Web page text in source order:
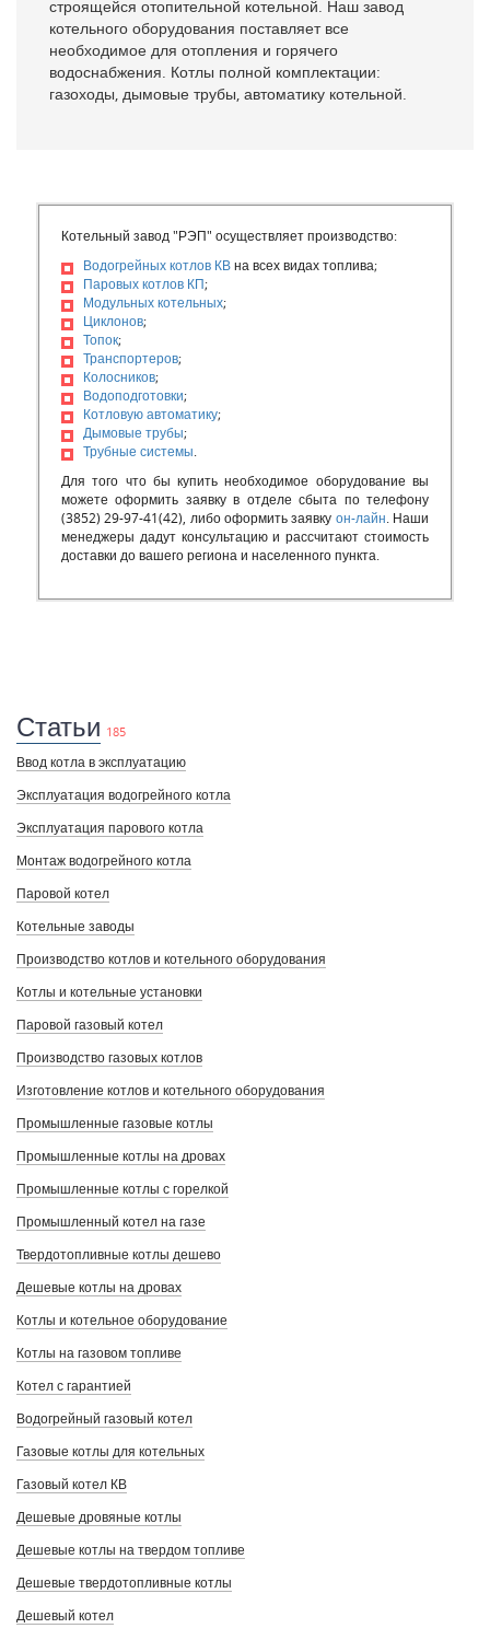
строящейся отопительной котельной. Наш завод
котельного оборудования поставляет все
необходимое для отопления и горячего
водоснабжения. Котлы полной комплектации:
газоходы, дымовые трубы, автоматику котельной.
Котельный завод "РЭП" осуществляет производство:
Водогрейных котлов КВ на всех видах топлива;
Паровых котлов КП;
Модульных котельных;
Циклонов;
Топок;
Транспортеров;
Колосников;
Водоподготовки;
Котловую автоматику;
Дымовые трубы;
Трубные системы.
Для того что бы купить необходимое оборудование вы
можете оформить заявку в отделе сбыта по телефону
(3852) 29-97-41(42), либо оформить заявку он-лайн. Наши
менеджеры дадут консультацию и рассчитают стоимость
доставки до вашего региона и населенного пункта.
Статьи 185
Ввод котла в эксплуатацию
Эксплуатация водогрейного котла
Эксплуатация парового котла
Монтаж водогрейного котла
Паровой котел
Котельные заводы
Производство котлов и котельного оборудования
Котлы и котельные установки
Паровой газовый котел
Производство газовых котлов
Изготовление котлов и котельного оборудования
Промышленные газовые котлы
Промышленные котлы на дровах
Промышленные котлы с горелкой
Промышленный котел на газе
Твердотопливные котлы дешево
Дешевые котлы на дровах
Котлы и котельное оборудование
Котлы на газовом топливе
Котел с гарантией
Водогрейный газовый котел
Газовые котлы для котельных
Газовый котел КВ
Дешевые дровяные котлы
Дешевые котлы на твердом топливе
Дешевые твердотопливные котлы
Дешевый котел